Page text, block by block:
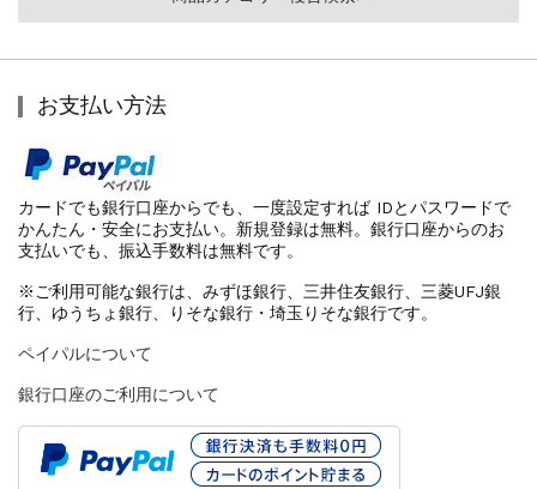
お支払い方法
カードでも銀行口座からでも、一度設定すれば IDとパスワードで
かんたん・安全にお支払い。新規登録は無料。銀行口座からのお
支払いでも、振込手数料は無料です。
※ご利用可能な銀行は、みずほ銀行、三井住友銀行、三菱UFJ銀
行、ゆうちょ銀行、りそな銀行・埼玉りそな銀行です。
ペイパルについて
銀行口座のご利用について